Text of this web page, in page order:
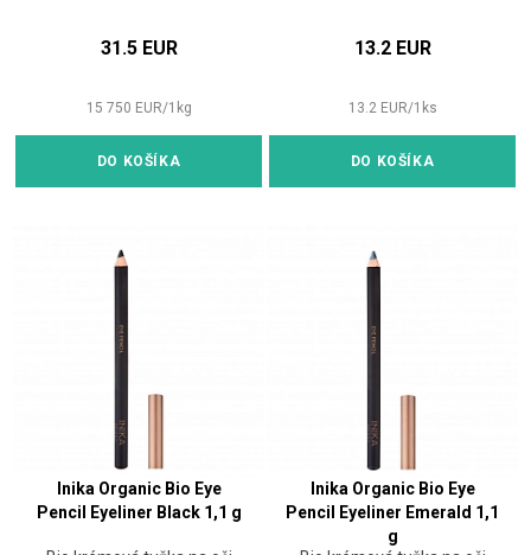
31.5 EUR
15 750 EUR/1 kg
DO KOŠÍKA
13.2 EUR
13.2 EUR/1 ks
DO KOŠÍKA
Inika Organic Bio Eye
Pencil Eyeliner Black 1,1 g
Inika Organic Bio Eye
Pencil Eyeliner Emerald 1,1
g